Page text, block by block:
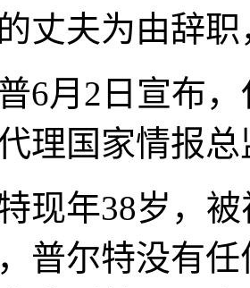
丈夫为由辞
2日宣布，
理国家情报总
年38岁，被
普尔特没有